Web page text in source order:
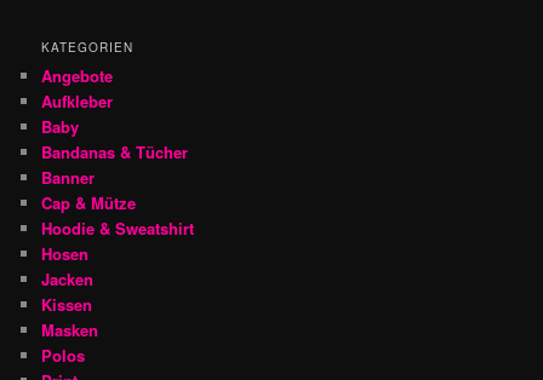
KATEGORIEN
Angebote
Aufkleber
Baby
Bandanas & Tücher
Banner
Cap & Mütze
Hoodie & Sweatshirt
Hosen
Jacken
Kissen
Masken
Polos